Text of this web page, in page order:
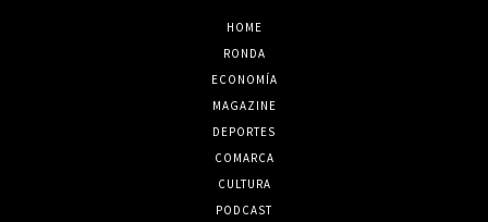
HOME
RONDA
ECONOMÍA
MAGAZINE
DEPORTES
COMARCA
CULTURA
PODCAST